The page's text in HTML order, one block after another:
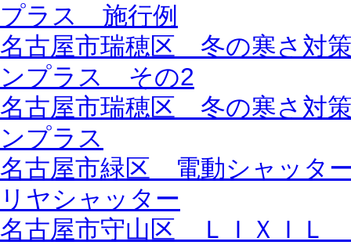
プラス 施行例
名古屋市瑞穂区 冬の寒さ対
ンプラス その2
名古屋市瑞穂区 冬の寒さ対
ンプラス
名古屋市緑区 電動シャッタ
リヤシャッター
名古屋市守山区 ＬＩＸＩ